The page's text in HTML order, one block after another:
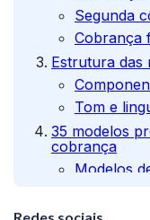
Segunda
Cobrança
Estrutura das
Tom e
35 modelos
cobrança
Modelos